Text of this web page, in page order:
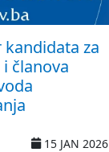
kandidata za
članova
15 JAN 2026